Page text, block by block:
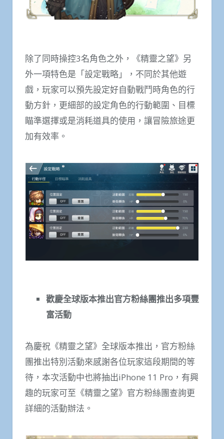
除了同時操控3名角色之外，《精靈之望》另
外一項特色是「設定戰略」，不同於其他遊
戲，玩家可以預先設定好自動戰鬥時角色的行
動方針，更細部的設定角色的行動範圍、目標
瞄準選擇或是消耗道具的使用，讓冒險旅途更
加有效率。
歡慶全球版本推出官方粉絲團推出多項豐
富活動
為慶祝《精靈之望》全球版本推出，官方粉絲
團推出特別活動來感謝各位玩家這段期間的等
待，本次活動中也將抽出iPhone 11 Pro，有興
趣的玩家可至《精靈之望》官方粉絲團查詢更
詳細的活動辦法。